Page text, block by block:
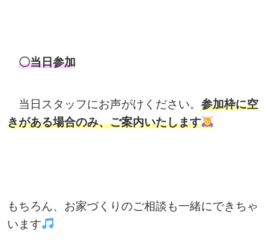
〇当日参加
当日スタッフにお声がけください。 参加枠に空
きがある場合のみ、ご案内いたします
もちろん、お家づくりのご相談も一緒にできちゃ
います